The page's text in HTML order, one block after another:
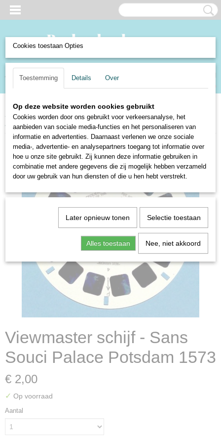
Inloggen Registreren
(0)
Home>Verzamelen en Curiosa>Curiosa>Fotografica>Viewmaster
schijf - Sans Souci Palace Potsdam 1573
Viewmaster schijf - Sans
Souci Palace Potsdam 1573
€ 2,00
✓ Op voorraad
Aantal
Cookies toestaan Opties
Toestemming Details Over
Op deze website worden cookies gebruikt
Cookies worden door ons gebruikt voor verkeersanalyse, het
aanbieden van sociale media-functies en het personaliseren van
informatie en advertenties. Daarnaast verlenen we onze sociale
media-, advertentie- en analysepartners toegang tot informatie over
hoe u onze site gebruikt. Zij kunnen deze informatie gebruiken in
combinatie met andere gegevens die zij mogelijk hebben verzameld
door uw gebruik van hun diensten of die u hen hebt verstrekt.
Later opnieuw tonen Selectie toestaan
Alles toestaan Nee, niet akkoord